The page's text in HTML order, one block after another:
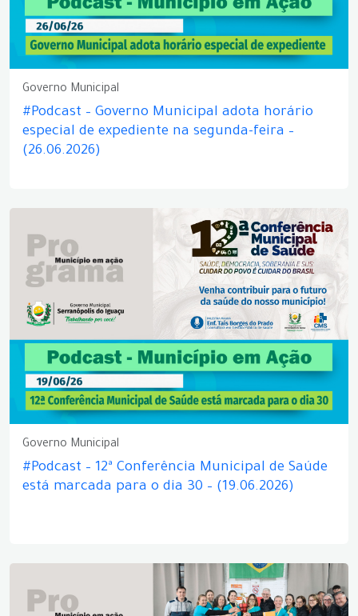
Governo Municipal
#Podcast – Governo Municipal adota horário
especial de expediente na segunda-feira –
(26.06.2026)
Governo Municipal
#Podcast – 12ª Conferência Municipal de Saúde
está marcada para o dia 30 – (19.06.2026)